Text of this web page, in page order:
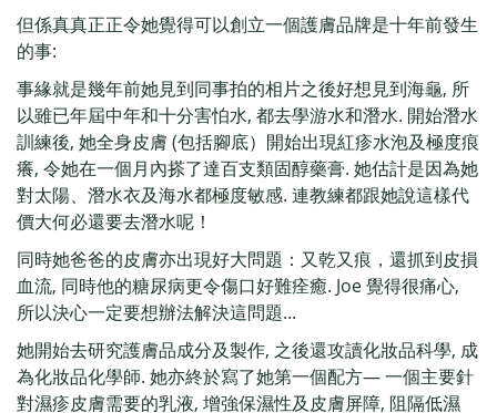
但係真真正正令她覺得可以創立一個護膚品牌是十年前發生
的事:
事緣就是幾年前她見到同事拍的相片之後好想見到海龜, 所
以雖已年屆中年和十分害怕水, 都去學游水和潛水. 開始潛水
訓練後, 她全身皮膚 (包括腳底）開始出現紅疹水泡及極度痕
癢, 令她在一個月內搽了達百支類固醇藥膏. 她估計是因為她
對太陽、潛水衣及海水都極度敏感. 連教練都跟她說這樣代
價大何必還要去潛水呢！
同時她爸爸的皮膚亦出現好大問題：又乾又痕，還抓到皮損
血流, 同時他的糖尿病更令傷口好難痊癒. Joe 覺得很痛心,
所以決心一定要想辦法解決這問題...
她開始去研究護膚品成分及製作, 之後還攻讀化妝品科學, 成
為化妝品化學師. 她亦終於寫了她第一個配方— 一個主要針
對濕疹皮膚需要的乳液, 增強保濕性及皮膚屏障, 阻隔低濕